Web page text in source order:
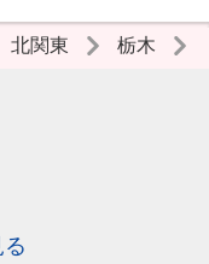
北関東 栃木